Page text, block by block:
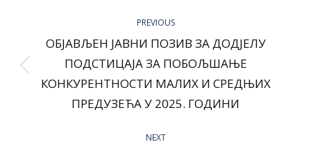
PREVIOUS
Previous
post:
ОБЈАВЉЕН ЈАВНИ ПОЗИВ ЗА ДОДЈЕЛУ
ПОДСТИЦАЈА ЗА ПОБОЉШАЊЕ
КОНКУРЕНТНОСТИ МАЛИХ И СРЕДЊИХ
ПРЕДУЗЕЋА У 2025. ГОДИНИ
NEXT